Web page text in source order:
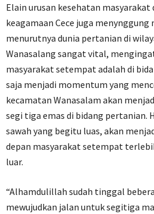
Elain urusan kesehatan
keagamaan Cece juga
menurutnya dunia pertanian di
Wanasalang sangat vital,
masyarakat setempat adalah di
saja menjadi momentum yang
kecamatan Wanasalam akan
segi tiga emas di bidang pertanian.
sawah yang begitu luas, akan
depan masyarakat setempat
luar.
“Alhamdulillah sudah tinggal
mewujudkan jalan untuk segitiga